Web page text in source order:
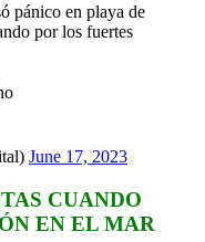
pánico en playa de
por los fuertes
June 17, 2023
CUANDO
EN EL MAR